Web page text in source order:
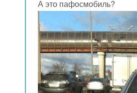
А это пафосмобиль?